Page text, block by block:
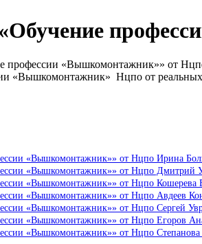
профессии «Вышкомонтажник»» от
«Вышкомонтажник» Нцпо от
«Вышкомонтажник»» от Нцпо Ирина
«Вышкомонтажник»» от Нцпо Дмитрий
«Вышкомонтажник»» от Нцпо Кошерева
«Вышкомонтажник»» от Нцпо Авдеев
«Вышкомонтажник»» от Нцпо Сергей
«Вышкомонтажник»» от Нцпо Егоров
«Вышкомонтажник»» от Нцпо